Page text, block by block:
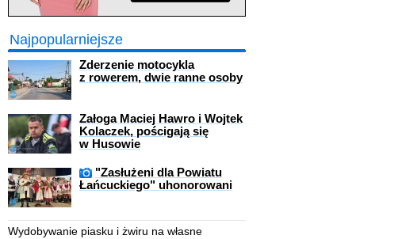
Najpopularniejsze
Zderzenie motocykla
z rowerem, dwie ranne osoby
Załoga Maciej Hawro i Wojtek
Kolaczek, pościgają się
w Husowie
"Zasłużeni dla Powiatu
Łańcuckiego" uhonorowani
Wydobywanie piasku i żwiru na własne